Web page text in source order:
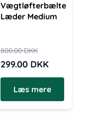
Vægtløfterbælte
Læder Medium
800.00DKK
299.00 DKK
Læs mere